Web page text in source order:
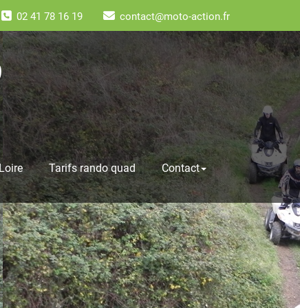
02 41 78 16 19 contact@moto-action.fr
Tarifs rando quad Contact